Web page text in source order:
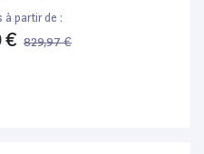
à partir de :
€ 829,97 €